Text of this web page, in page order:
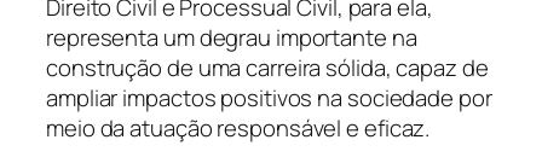
Direito Civil e Processual Civil, para ela,
representa um degrau importante na
construção de uma carreira sólida, capaz de
ampliar impactos positivos na sociedade por
meio da atuação responsável e eficaz.